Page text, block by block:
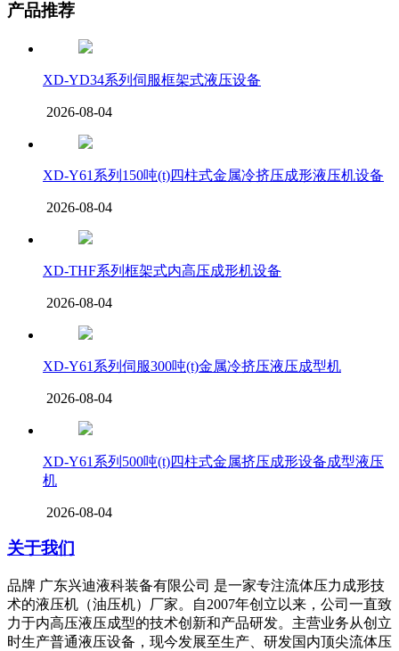
产品推荐
XD-YD34系列伺服框架式液压设备
2026-08-04
XD-Y61系列150吨(t)四柱式金属冷挤压成形液压机设备
2026-08-04
XD-THF系列框架式内高压成形机设备
2026-08-04
XD-Y61系列伺服300吨(t)金属冷挤压液压成型机
2026-08-04
XD-Y61系列500吨(t)四柱式金属挤压成形设备成型液压
机
2026-08-04
关于我们
品牌 广东兴迪液科装备有限公司 是一家专注流体压力成形技
术的液压机（油压机）厂家。自2007年创立以来，公司一直致
力于内高压液压成型的技术创新和产品研发。主营业务从创立
时生产普通液压设备，现今发展至生产、研发国内顶尖流体压